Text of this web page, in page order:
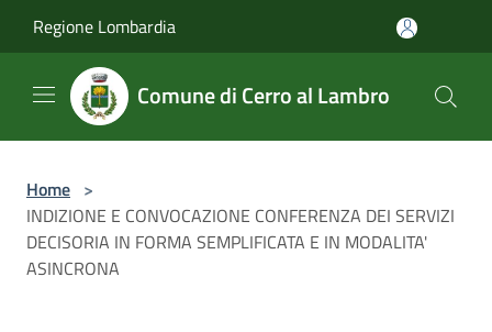
Regione Lombardia
Comune di Cerro al Lambro
Home >
INDIZIONE E CONVOCAZIONE CONFERENZA DEI SERVIZI
DECISORIA IN FORMA SEMPLIFICATA E IN MODALITA'
ASINCRONA